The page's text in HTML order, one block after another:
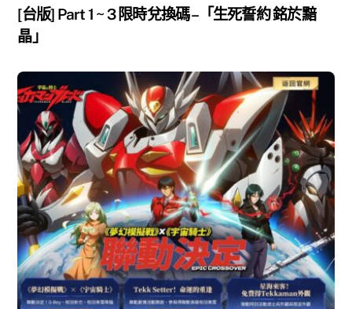
[台版] Part 1 ~ 3 限時兌換碼 –「生死誓約 銘於黯
晶」